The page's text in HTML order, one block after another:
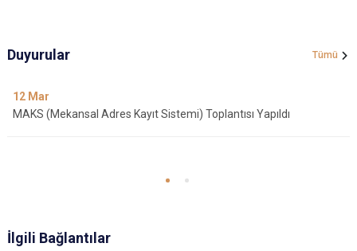
Duyurular Tümü
12 Mar
MAKS (Mekansal Adres Kayıt Sistemi) Toplantısı Yapıldı
İlgili Bağlantılar